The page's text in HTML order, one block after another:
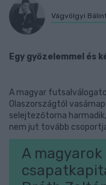
Vágvölgyi
Egy győzelemmel és
A magyar
Olaszországtól
selejtezőtorna
nem jut tovább
A